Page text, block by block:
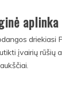
aplinka
driekiasi
įvairių rūšių